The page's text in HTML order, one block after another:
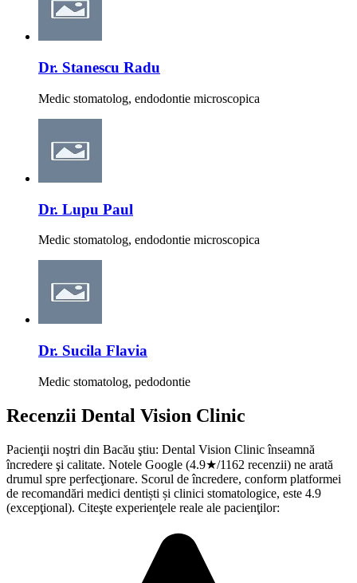
Dr. Stanescu Radu
Medic stomatolog, endodontie microscopica
Dr. Lupu Paul
Medic stomatolog, endodontie microscopica
Dr. Sucila Flavia
Medic stomatolog, pedodontie
Recenzii Dental Vision Clinic
Pacienţii noştri din Bacău ştiu: Dental Vision Clinic înseamnă
încredere şi calitate. Notele Google (4.9★/1162 recenzii) ne arată
drumul spre perfecţionare. Scorul de încredere, conform platformei
de recomandări medici dentiști și clinici stomatologice, este 4.9
(excepţional). Citeşte experienţele reale ale pacienţilor: